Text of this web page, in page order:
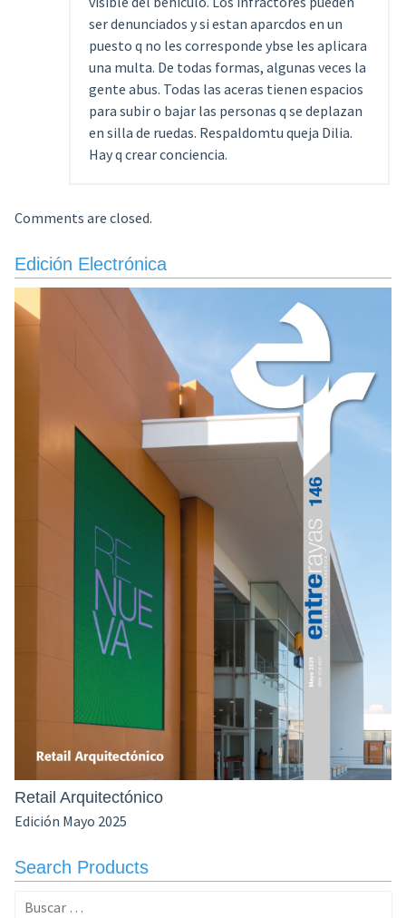
ser denunciados y si estan aparcdos en un
puesto q no les corresponde ybse les aplicara
una multa. De todas formas, algunas veces la
gente abus. Todas las aceras tienen espacios
para subir o bajar las personas q se deplazan
en silla de ruedas. Respaldomtu queja Dilia.
Hay q crear conciencia.
Comments are closed.
Edición Electrónica
Retail Arquitectónico
Edición Mayo 2025
Search Products
Buscar: